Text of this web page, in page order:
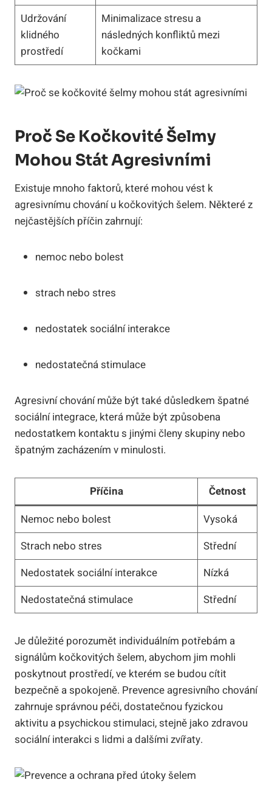
Udržování
klidného
prostředí
Minimalizace stresu a
následných konfliktů mezi
kočkami
Proč Se Kočkovité Šelmy
Mohou Stát Agresivními
Existuje mnoho faktorů, které mohou vést k
agresivnímu chování u kočkovitých šelem. Některé z
nejčastějších příčin zahrnují:
nemoc nebo bolest
strach nebo stres
nedostatek sociální interakce
nedostatečná stimulace
Agresivní chování může být také důsledkem špatné
sociální integrace, která může být způsobena
nedostatkem kontaktu s jinými členy skupiny nebo
špatným zacházením v minulosti.
Příčina
Četnost
Nemoc nebo bolest
Vysoká
Strach nebo stres
Střední
Nedostatek sociální interakce
Nízká
Nedostatečná stimulace
Střední
Je důležité porozumět individuálním potřebám a
signálům kočkovitých šelem, abychom jim mohli
poskytnout prostředí, ve kterém se budou cítit
bezpečně a spokojeně. Prevence agresivního chování
zahrnuje správnou péči, dostatečnou fyzickou
aktivitu a psychickou stimulaci, stejně jako zdravou
sociální interakci s lidmi a dalšími zvířaty.